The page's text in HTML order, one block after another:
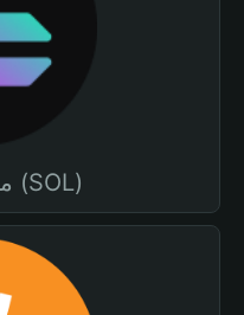
محفظة سولانا (SOL)